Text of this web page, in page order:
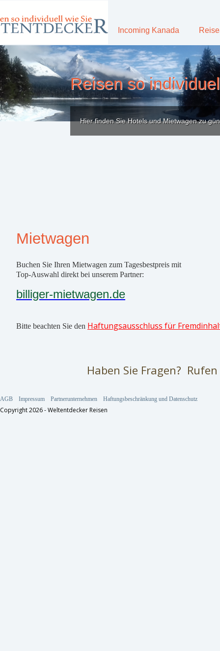
Incoming Kanada
Reisen so
Hier finden Sie Hotels und Mietwagen zu
Mietwagen
Buchen Sie Ihren Mietwagen zum Tagesbestpreis mit
Top-Auswahl direkt bei unserem Partner:
billiger-mietwagen.de
Bitte beachten Sie den Haftungsausschluss für
Haben Sie Fragen?
AGB Impressum Partnerunternehmen Haftungsbeschränkung und Datenschutz
Copyright 2026 - Weltentdecker Reisen